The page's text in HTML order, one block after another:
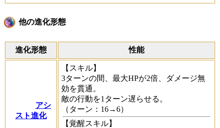
他の進化形態
進化形態 性能
アシ
スト進化
【スキル】
3ターンの間、最大HPが2倍、ダメージ無
効を貫通。
敵の行動を1ターン遅らせる。
（ターン：16→6）
【覚醒スキル】